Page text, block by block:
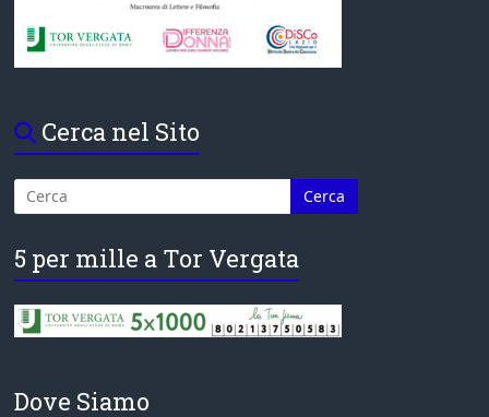
Cerca nel Sito
5 per mille a Tor Vergata
Dove Siamo